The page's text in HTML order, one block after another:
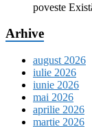
poveste
Arhive
august 2026
iulie 2026
iunie 2026
mai 2026
aprilie 2026
martie 2026